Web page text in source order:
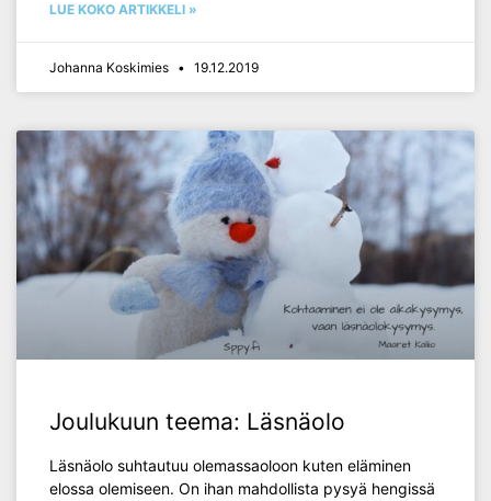
LUE KOKO ARTIKKELI »
Johanna Koskimies 19.12.2019
Joulukuun teema: Läsnäolo
Läsnäolo suhtautuu olemassaoloon kuten eläminen
elossa olemiseen. On ihan mahdollista pysyä hengissä